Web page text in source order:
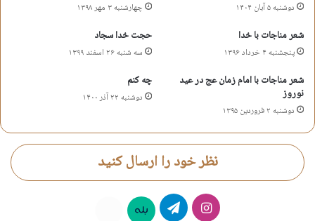
دوشنبه ۵ آبان ۱۴۰۴ چهارشنبه ۳ مهر ۱۳۹۸
شعر مناجات با خدا
پنجشنبه ۴ خرداد ۱۳۹۶
حجت خدا سجاد
سه شنبه ۲۶ اسفند ۱۳۹۹
شعر مناجات با امام زمان عج در عید
نوروز
دوشنبه ۲ فروردین ۱۳۹۵
چه کنم
دوشنبه ۲۲ آذر ۱۴۰۰
نظر خود را ارسال کنید
اینستاگرامتلگرام بله